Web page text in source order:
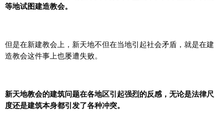
等地试图建造教会。
但是在新建教会上，新天地不但在当地引起社会矛盾，就是在建
造教会这件事上也屡遭失败。
新天地教会的建筑问题在各地区引起强烈的反感，无论是法律尺
度还是建筑本身都引发了各种冲突。